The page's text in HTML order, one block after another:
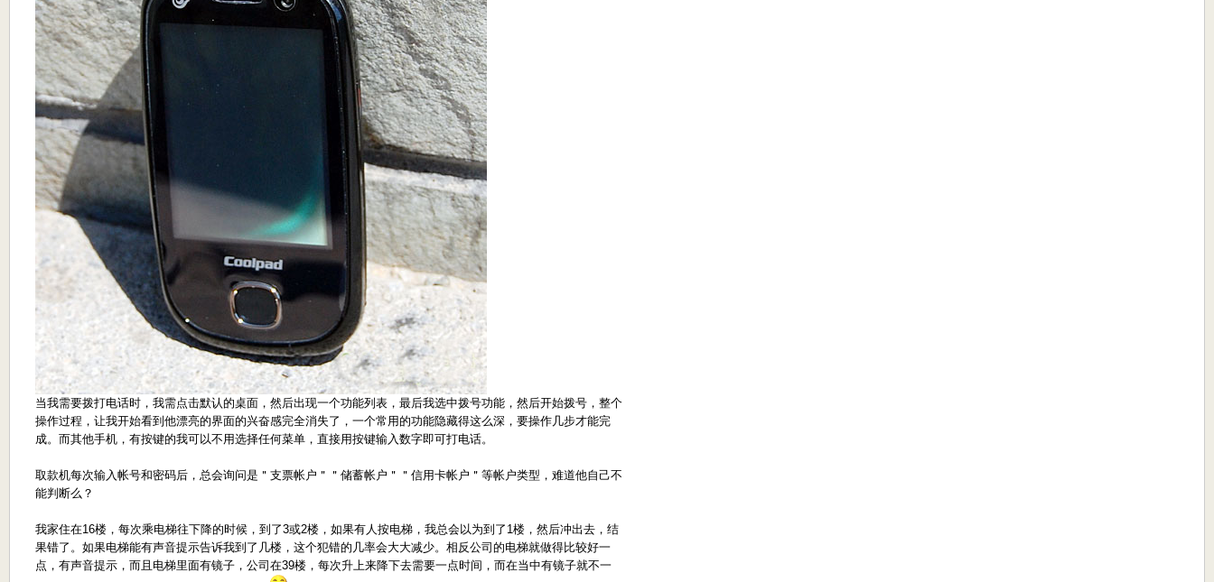
当我需要拨打电话时，我需点击默认的桌面，然后出现一个功能列表，最后我选中拨号功能，然后开始拨号，整个
操作过程，让我开始看到他漂亮的界面的兴奋感完全消失了，一个常用的功能隐藏得这么深，要操作几步才能完
成。而其他手机，有按键的我可以不用选择任何菜单，直接用按键输入数字即可打电话。
取款机每次输入帐号和密码后，总会询问是＂支票帐户＂＂储蓄帐户＂＂信用卡帐户＂等帐户类型，难道他自己不
能判断么？
我家住在16楼，每次乘电梯往下降的时候，到了3或2楼，如果有人按电梯，我总会以为到了1楼，然后冲出去，结
果错了。如果电梯能有声音提示告诉我到了几楼，这个犯错的几率会大大减少。相反公司的电梯就做得比较好一
点，有声音提示，而且电梯里面有镜子，公司在39楼，每次升上来降下去需要一点时间，而在当中有镜子就不一